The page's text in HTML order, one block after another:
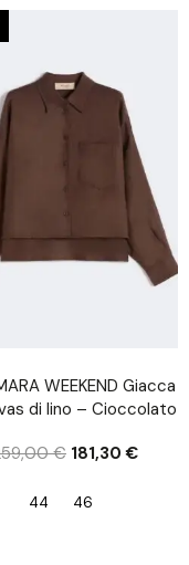
WEEKEND Giacca
di lino – Cioccolato
€ 181,30€
44 46